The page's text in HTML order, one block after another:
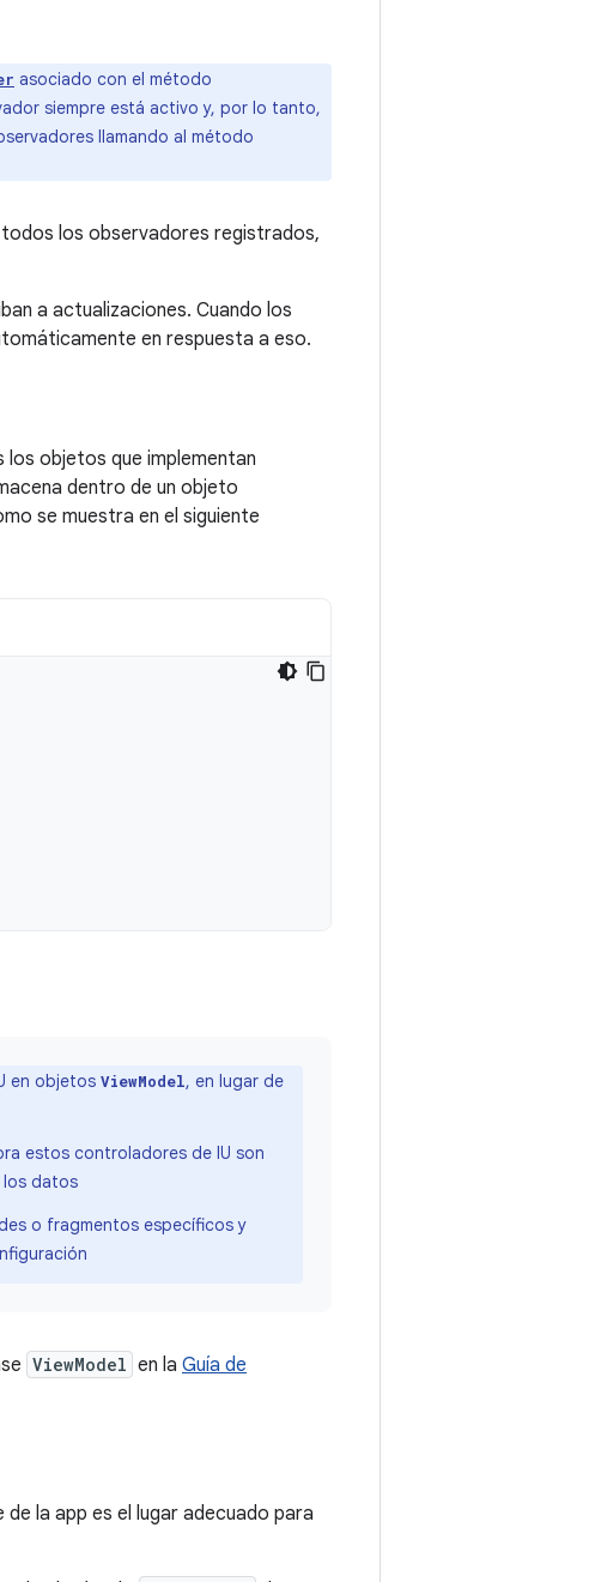
asociado con el método
siempre está activo y, por lo tanto,
llamando al método
los observadores registrados,
a actualizaciones. Cuando los
en respuesta a eso.
los objetos que implementan
dentro de un objeto
se muestra en el siguiente
en objetos ViewModel, en lugar de
estos controladores de IU son
los datos
o fragmentos específicos y
ViewModel en la Guía de
de la app es el lugar adecuado para